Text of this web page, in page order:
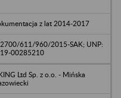
z lat 2014-2017
611/960/2015-SAK; UNP:
00285210
Ltd Sp. z o.o. - Mińska